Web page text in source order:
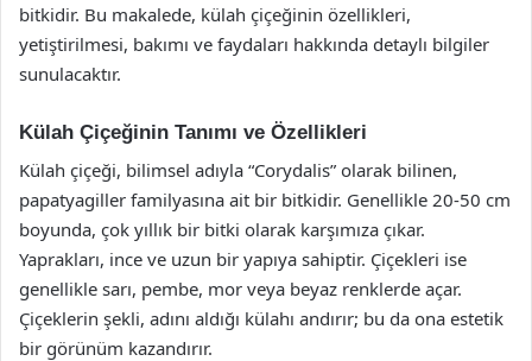
bitkidir. Bu makalede, külah çiçeğinin özellikleri,
yetiştirilmesi, bakımı ve faydaları hakkında detaylı bilgiler
sunulacaktır.
Külah Çiçeğinin Tanımı ve Özellikleri
Külah çiçeği, bilimsel adıyla “Corydalis” olarak bilinen,
papatyagiller familyasına ait bir bitkidir. Genellikle 20-50 cm
boyunda, çok yıllık bir bitki olarak karşımıza çıkar.
Yaprakları, ince ve uzun bir yapıya sahiptir. Çiçekleri ise
genellikle sarı, pembe, mor veya beyaz renklerde açar.
Çiçeklerin şekli, adını aldığı külahı andırır; bu da ona estetik
bir görünüm kazandırır.